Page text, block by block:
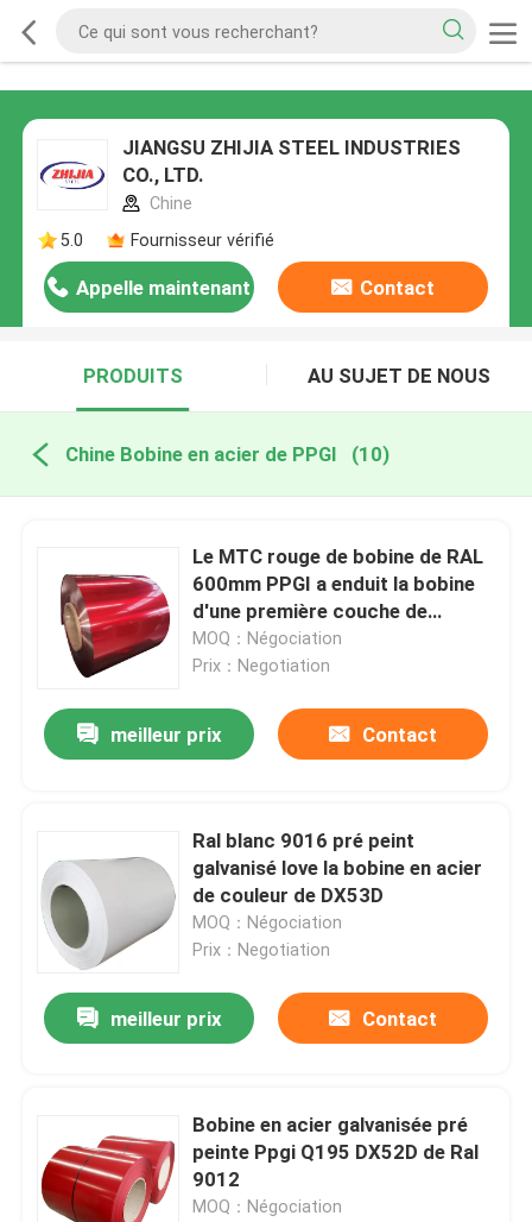
JIANGSU ZHIJIA STEEL INDUSTRIES
CO., LTD.
Chine
5.0
Fournisseur vérifié
Appelle maintenant Contact
PRODUITS AU SUJET DE NOUS
Chine Bobine en acier de PPGI (10)
Le MTC rouge de bobine de RAL
600mm PPGI a enduit la bobine
d'une première couche de
peinture en acier galvanisée
MOQ：Négociation
Prix：Negotiation
meilleur prix Contact
Ral blanc 9016 pré peint
galvanisé love la bobine en acier
de couleur de DX53D
MOQ：Négociation
Prix：Negotiation
meilleur prix Contact
Bobine en acier galvanisée pré
peinte Ppgi Q195 DX52D de Ral
9012
MOQ：Négociation